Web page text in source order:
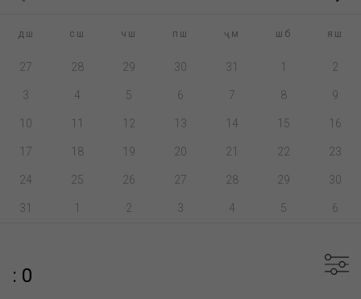
дш сш чш пш ҷм шб яш
27 28 29 30 31 1 2
3 4 5 6 7 8 9
10 11 12 13 14 15 16
17 18 19 20 21 22 23
24 25 26 27 28 29 30
31 1 2 3 4 5 6
: 0